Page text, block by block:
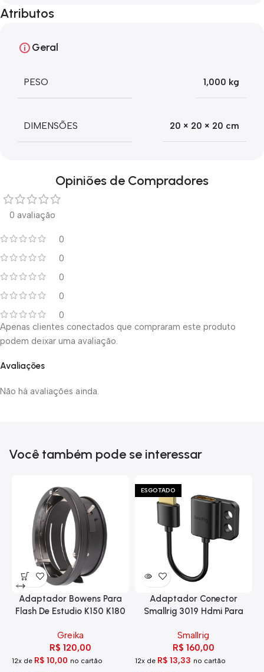
Atributos
Geral
PESO 1,000 kg
DIMENSÕES 20 × 20 × 20 cm
Opiniões de Compradores
0 avaliação
0
0
0
0
0
Avaliações
Não há avaliações ainda.
Apenas clientes conectados que compraram este produto
podem deixar uma avaliação.
Você também pode se interessar
Adaptador Bowens Para
Flash De Estudio K150 K180
Greika
R$ 120,00
12x de R$ 10,00 no cartão
ESGOTADO
Adaptador Conector
Smallrig 3019 Hdmi Para
Smallrig
R$ 160,00
12x de R$13,33 no cartão